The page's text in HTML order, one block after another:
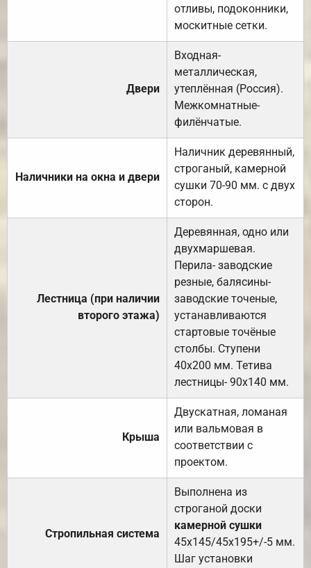
отливы, подоконники,
москитные сетки.
Двери
Входная-
металлическая,
утеплённая (Россия).
Межкомнатные-
филёнчатые.
Наличники на окна и двери
Наличник деревянный,
строганый, камерной
сушки 70-90 мм. с двух
сторон.
Лестница (при наличии
второго этажа)
Деревянная, одно или
двухмаршевая.
Перила- заводские
резные, балясины-
заводские точеные,
устанавливаются
стартовые точёные
столбы. Ступени
40х200 мм. Тетива
лестницы- 90х140 мм.
Крыша
Двускатная, ломаная
или вальмовая в
соответствии с
проектом.
Стропильная система
Выполнена из
строганой доски
камерной сушки
45х145/45х195+/-5 мм.
Шаг установки